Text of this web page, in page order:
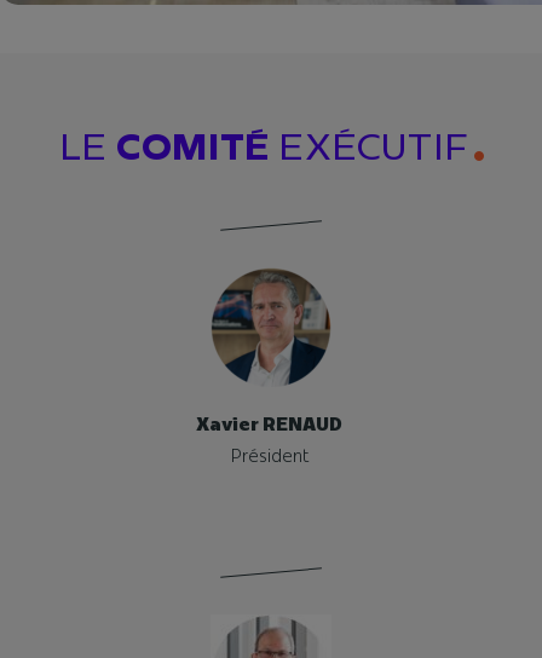
LE COMITÉ EXÉCUTIF
Xavier RENAUD
Président